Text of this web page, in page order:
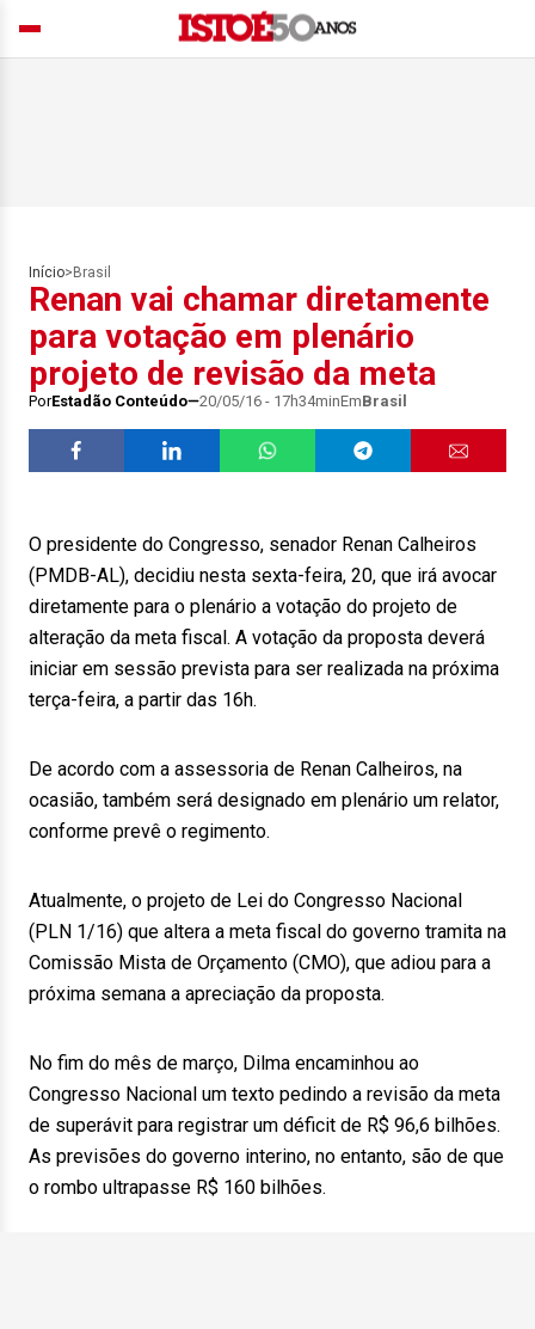
Início> Brasil
Renan vai chamar diretamente
para votação em plenário
projeto de revisão da meta
PorEstadão Conteúdo 20/05/16 - 17h34minEmBrasil
O presidente do Congresso, senador Renan Calheiros
(PMDB-AL), decidiu nesta sexta-feira, 20, que irá avocar
diretamente para o plenário a votação do projeto de
alteração da meta fiscal. A votação da proposta deverá
iniciar em sessão prevista para ser realizada na próxima
terça-feira, a partir das 16h.
De acordo com a assessoria de Renan Calheiros, na
ocasião, também será designado em plenário um relator,
conforme prevê o regimento.
Atualmente, o projeto de Lei do Congresso Nacional
(PLN 1/16) que altera a meta fiscal do governo tramita na
Comissão Mista de Orçamento (CMO), que adiou para a
próxima semana a apreciação da proposta.
No fim do mês de março, Dilma encaminhou ao
Congresso Nacional um texto pedindo a revisão da meta
de superávit para registrar um déficit de R$ 96,6 bilhões.
As previsões do governo interino, no entanto, são de que
o rombo ultrapasse R$ 160 bilhões.